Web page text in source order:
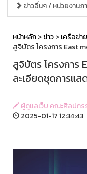
ข่าวอื่นๆ / หน่วยงาน
หน้าหลัก>ข่าว>เครือข่า
สูจิบัตร โครงการ East
สูจิบัตร โครงการ
ละเอียดชุดการแส
ผู้ดูแลเว็บ คณะศิลปก
2025-01-17 12:34:43